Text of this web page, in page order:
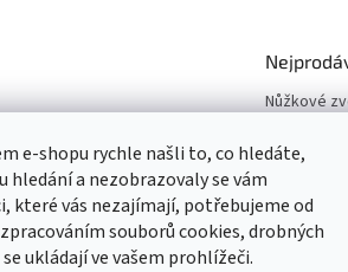
e-shopu rychle našli to, co hledáte,
hledání a nezobrazovaly se vám
které vás nezajímají, potřebujeme od
souborů cookies, drobných
ukládají ve vašem prohlížeči.
Nůžkové
Zouvačky